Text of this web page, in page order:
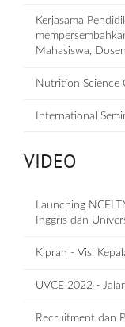
Kerjasama
Mahasiswa,
Nutrition Science
International
VIDEO
Launching
Inggris dan
Kiprah - Visi
UVCE 2022 -
Recruitment dan